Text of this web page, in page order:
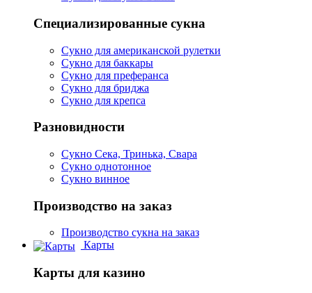
Специализированные сукна
Сукно для американской рулетки
Сукно для баккары
Сукно для преферанса
Сукно для бриджа
Сукно для крепса
Разновидности
Сукно Сека, Тринька, Свара
Сукно однотонное
Сукно винное
Производство на заказ
Производство сукна на заказ
Карты
Карты для казино